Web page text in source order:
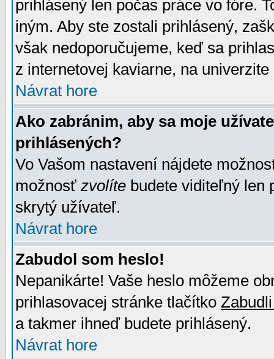
prihlásený len počas práce vo fóre.
iným. Aby ste zostali prihlásený,
však nedoporučujeme, keď sa
z internetovej kaviarne, na univerzite
Návrat hore
Ako zabránim, aby sa moje
prihlásených?
Vo Vašom nastavení nájdete
možnosť zvolíte budete viditeľný len
skrytý užívateľ.
Návrat hore
Zabudol som heslo!
Nepanikárte! Vaše heslo môžeme
prihlasovacej stránke tlačítko
a takmer ihneď budete prihlásený.
Návrat hore